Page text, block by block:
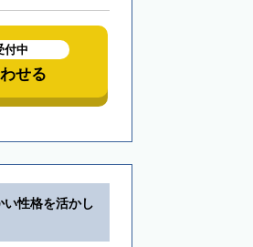
付中
せる
い性格を活かし